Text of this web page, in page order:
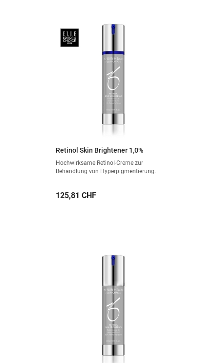
Retinol Skin Brightener 1,0%
Hochwirksame Retinol-Creme zur
Behandlung von Hyperpigmentierung.
Preis
125,81 CHF